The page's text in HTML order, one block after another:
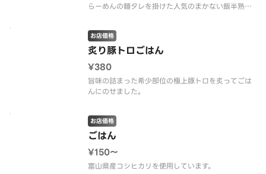
らーめんの麺タレを掛けた人気のまかない飯半熟た
炙り豚トロごはん
お店価格
¥380
旨味の詰まった希少部位の極上豚トロを炙ってごは
んにのせました。
ごはん
お店価格
¥150〜
富山県産コシヒカリを使用しています。